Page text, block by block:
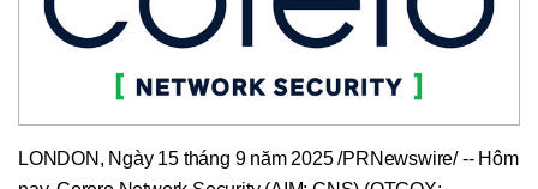
LONDON, Ngày 15 tháng 9 năm 2025 /PRNewswire/ -- Hôm